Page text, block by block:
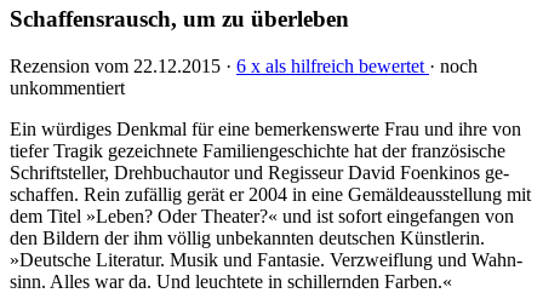
Schaffensrausch, um zu überleben
Rezension vom 22.12.2015 · 6 x als hilfreich bewertet · noch
unkommentiert
Ein würdiges Denkmal für eine bemerkenswerte Frau und ihre von
tie­fer Tragik ge­zeich­nete Fami­lien­ge­schich­te hat der fran­zösi­sche
Schrift­steller, Dreh­buch­autor und Re­gis­seur David Foen­kinos ge­
schaf­fen. Rein zu­fäl­lig gerät er 2004 in eine Ge­mälde­aus­stel­lung mit
dem Titel »Leben? Oder Thea­ter?« und ist so­fort ein­ge­fan­gen von
den Bildern der ihm völ­lig unbe­kann­ten deut­schen Künst­le­rin.
»Deut­sche Literatur. Musik und Fantasie. Ver­zweif­lung und Wahn­
sinn. Alles war da. Und leuch­tete in schil­lern­den Far­ben.«